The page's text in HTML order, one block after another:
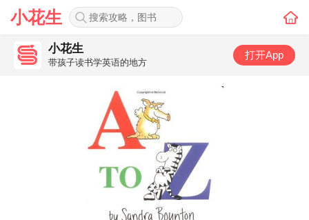
小花生
小花生
带孩子读书学英语的地方
打开App